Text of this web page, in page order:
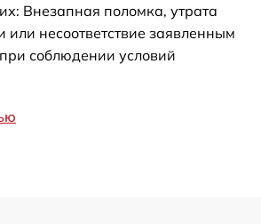
Внезапная поломка, утрата
или несоответствие заявленным
соблюдении условий